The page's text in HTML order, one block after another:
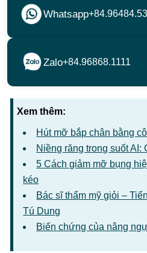
Whatsapp
Zalo+84.96868.1111
Xem thêm:
Hút mỡ bắp chân bằng
Niềng răng trong suốt
5 Cách giảm mỡ bụng
kéo
Bác sĩ thẩm mỹ giỏi –
Tú Dung
Biến chứng của nâng